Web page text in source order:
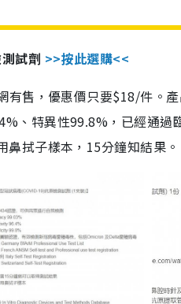
試劑 >>按此選購<<
售，優惠價只要$18/件。
、特異性99.8%，已經通
拭子樣本，15分鐘知結果。